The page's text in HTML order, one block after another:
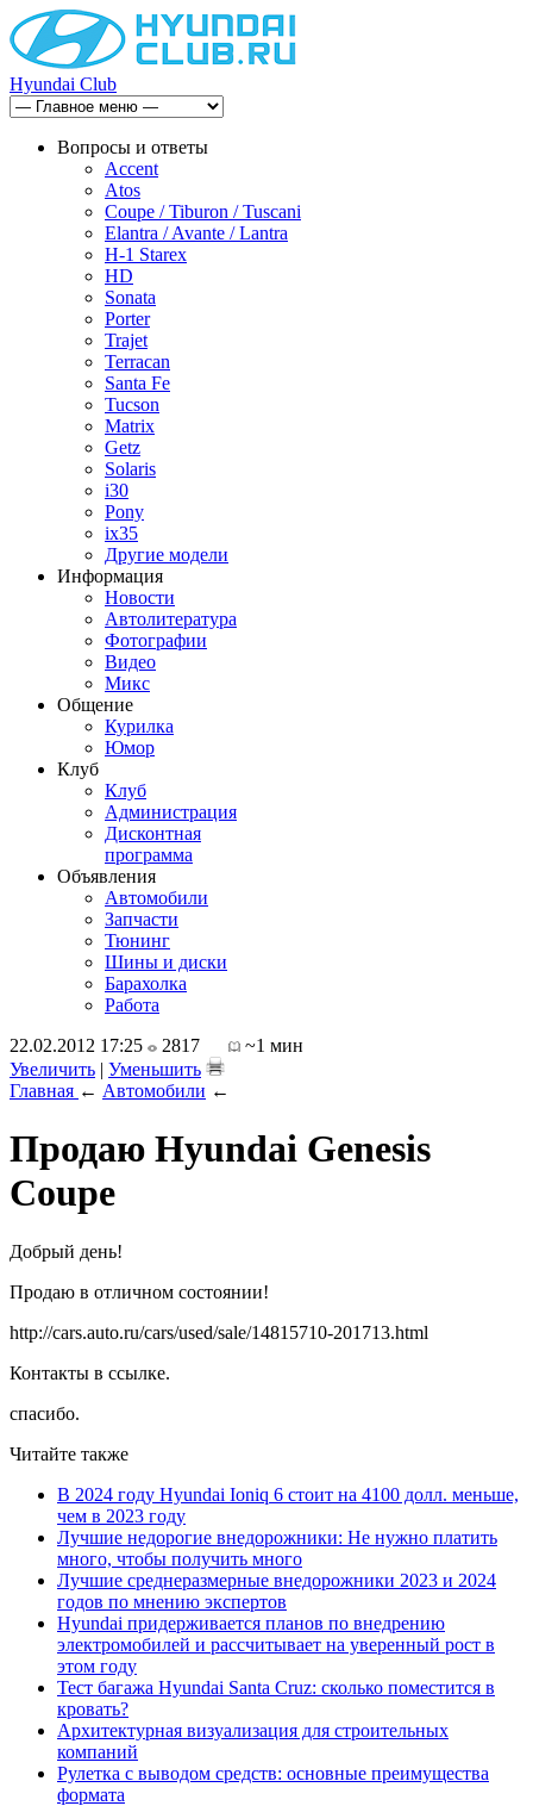
Hyundai Club
Вопросы и ответы
Accent
Atos
Coupe / Tiburon / Tuscani
Elantra / Avante / Lantra
H-1 Starex
HD
Sonata
Porter
Trajet
Terracan
Santa Fe
Tucson
Matrix
Getz
Solaris
i30
Pony
ix35
Другие модели
Информация
Новости
Автолитература
Фотографии
Видео
Микс
Общение
Курилка
Юмор
Клуб
Клуб
Администрация
Дисконтная
программа
Объявления
Автомобили
Запчасти
Тюнинг
Шины и диски
Барахолка
Работа
22.02.2012 17:25
2817
~1 мин
Увеличить | Уменьшить
Главная ← Автомобили ←
Продаю Hyundai Genesis
Coupe
Добрый день!
Продаю в отличном состоянии!
http://cars.auto.ru/cars/used/sale/14815710-201713.html
Контакты в ссылке.
спасибо.
Читайте также
В 2024 году Hyundai Ioniq 6 стоит на 4100 долл. меньше,
чем в 2023 году
Лучшие недорогие внедорожники: Не нужно платить
много, чтобы получить много
Лучшие среднеразмерные внедорожники 2023 и 2024
годов по мнению экспертов
Hyundai придерживается планов по внедрению
электромобилей и рассчитывает на уверенный рост в
этом году
Тест багажа Hyundai Santa Cruz: сколько поместится в
кровать?
Архитектурная визуализация для строительных
компаний
Рулетка с выводом средств: основные преимущества
формата